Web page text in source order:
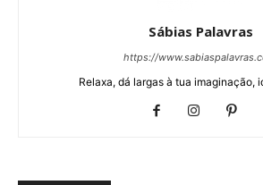
Sábias Palavras
https://
Relaxa, dá largas à tua imaginação,